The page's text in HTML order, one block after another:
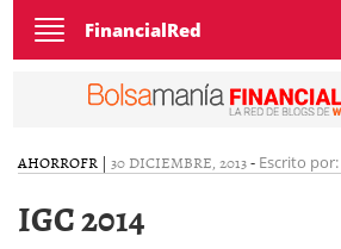
Toggle
navigation
FinancialRed
AHORROFR | 30 DICIEMBRE, 2013- Escrito por:
IGC 2014